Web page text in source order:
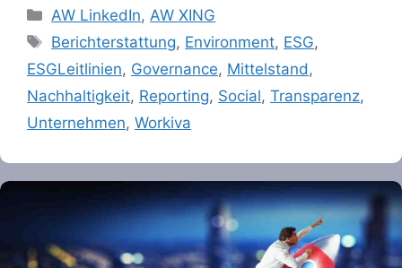
Categories
AW LinkedIn, AW XING
Tags
Berichterstattung, Environment, ESG,
ESGLeitlinien, Governance, Mittelstand ,
Nachhaltigkeit, Reporting, Social, Transparenz,
Unternehmen, Workiva